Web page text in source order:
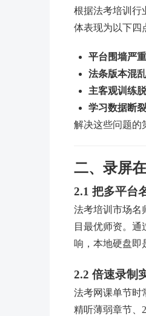
根据法考培训行
体表现为以下四
平台围墙严重
法条版本混乱
主客观训练
学习数据断裂
解决这些问题的
二、录屏
2.1 把多平台
法考培训市场名
目最优师资。
响，本地硬盘即
2.2 倍速录制
法考网课单节时
精听薄弱章节、